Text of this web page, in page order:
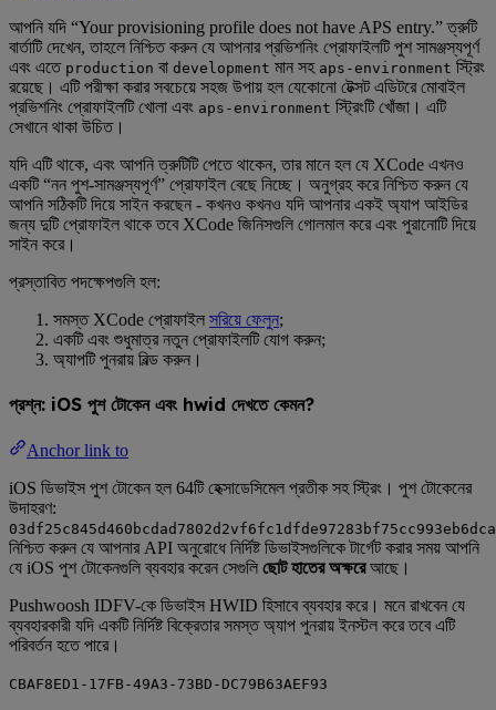
আপনি যদি “Your provisioning profile does not have APS entry.” ত্রুটি
বার্তাটি দেখেন, তাহলে নিশ্চিত করুন যে আপনার প্রভিশনিং প্রোফাইলটি পুশ সামঞ্জস্যপূর্ণ
এবং এতে production বা development মান সহ aps-environment স্ট্রিং
রয়েছে। এটি পরীক্ষা করার সবচেয়ে সহজ উপায় হল যেকোনো টেক্সট এডিটরে মোবাইল
প্রভিশনিং প্রোফাইলটি খোলা এবং aps-environment স্ট্রিংটি খোঁজা। এটি
সেখানে থাকা উচিত।
যদি এটি থাকে, এবং আপনি ত্রুটিটি পেতে থাকেন, তার মানে হল যে XCode এখনও
একটি “নন পুশ-সামঞ্জস্যপূর্ণ” প্রোফাইল বেছে নিচ্ছে। অনুগ্রহ করে নিশ্চিত করুন যে
আপনি সঠিকটি দিয়ে সাইন করছেন - কখনও কখনও যদি আপনার একই অ্যাপ আইডির
জন্য দুটি প্রোফাইল থাকে তবে XCode জিনিসগুলি গোলমাল করে এবং পুরানোটি দিয়ে
সাইন করে।
প্রস্তাবিত পদক্ষেপগুলি হল:
সমস্ত XCode প্রোফাইল সরিয়ে ফেলুন;
একটি এবং শুধুমাত্র নতুন প্রোফাইলটি যোগ করুন;
অ্যাপটি পুনরায় বিল্ড করুন।
প্রশ্ন: iOS পুশ টোকেন এবং hwid দেখতে কেমন?
Anchor link to
iOS ডিভাইস পুশ টোকেন হল 64টি হেক্সাডেসিমেল প্রতীক সহ স্ট্রিং। পুশ টোকেনের
উদাহরণ:
নিশ্চিত করুন যে আপনার API অনুরোধে নির্দিষ্ট ডিভাইসগুলিকে টার্গেট করার সময় আপনি
যে iOS পুশ টোকেনগুলি ব্যবহার করেন সেগুলি ছোট হাতের অক্ষরেআছে।
Pushwoosh IDFV-কে ডিভাইস HWID হিসাবে ব্যবহার করে। মনে রাখবেন যে
ব্যবহারকারী যদি একটি নির্দিষ্ট বিক্রেতার সমস্ত অ্যাপ পুনরায় ইনস্টল করে তবে এটি
পরিবর্তন হতে পারে।
CBAF8ED1-17FB-49A3-73BD-DC79B63AEF93